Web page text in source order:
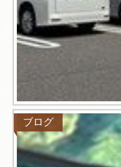
ブログ